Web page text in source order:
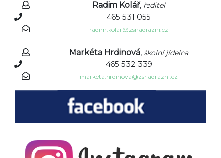
Radim Kolář, ředitel
465 531 055
radim.kolar@zsnadrazni.cz
Markéta Hrdinová,školní jídelna
465 532 339
marketa.hrdinova@zsnadrazni.cz